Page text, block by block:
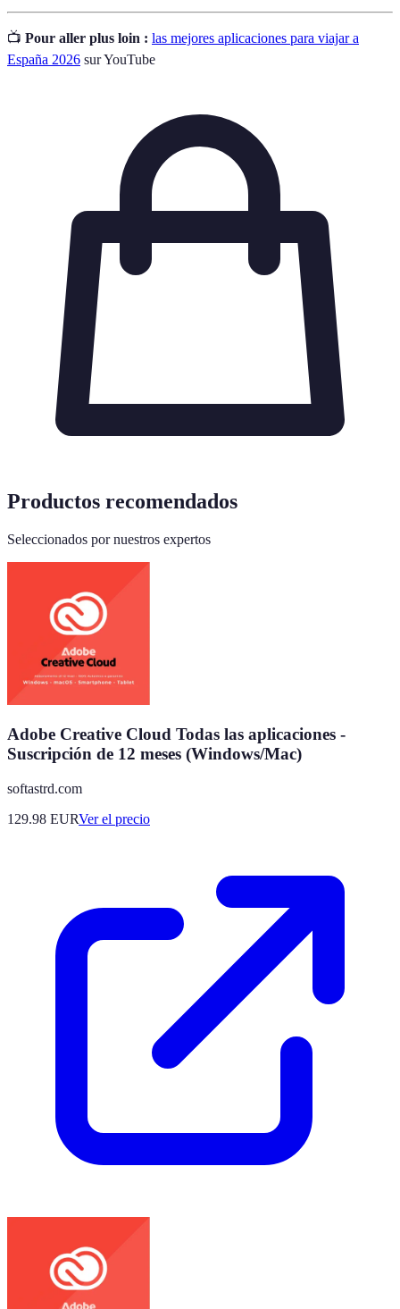
📺 Pour aller plus loin : las mejores aplicaciones para viajar a
España 2026 sur YouTube
Productos recomendados
Seleccionados por nuestros expertos
Adobe Creative Cloud Todas las aplicaciones -
Suscripción de 12 meses (Windows/Mac)
softastrd.com
129.98 EURVer el precio